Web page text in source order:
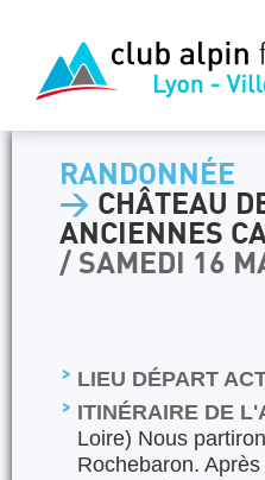
RANDONNÉE
> CHÂTEAU
ANCIENNES
/ SAMEDI 16
LIEU DÉPART
ITINÉRAIRE DE
Loire) Nous
Rochebaron.